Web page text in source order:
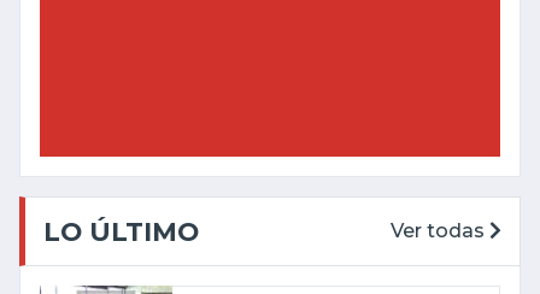
LO ÚLTIMO Ver todas